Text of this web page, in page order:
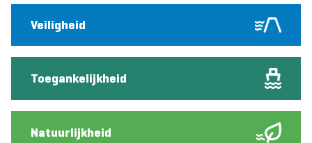
Veiligheid
Toegankelijkheid
Natuurlijkheid